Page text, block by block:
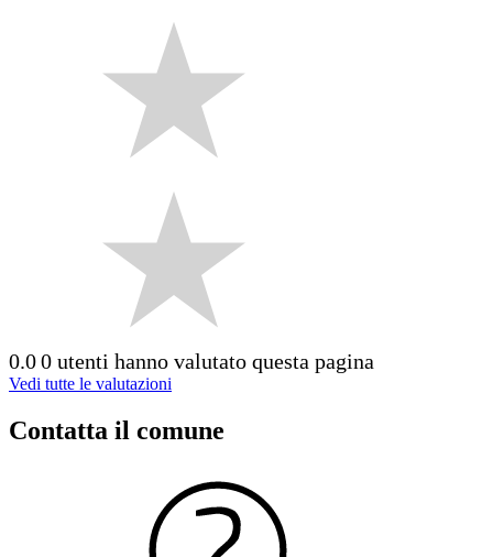
0.00 utenti hanno valutato questa pagina
Vedi tutte le valutazioni
Contatta il comune